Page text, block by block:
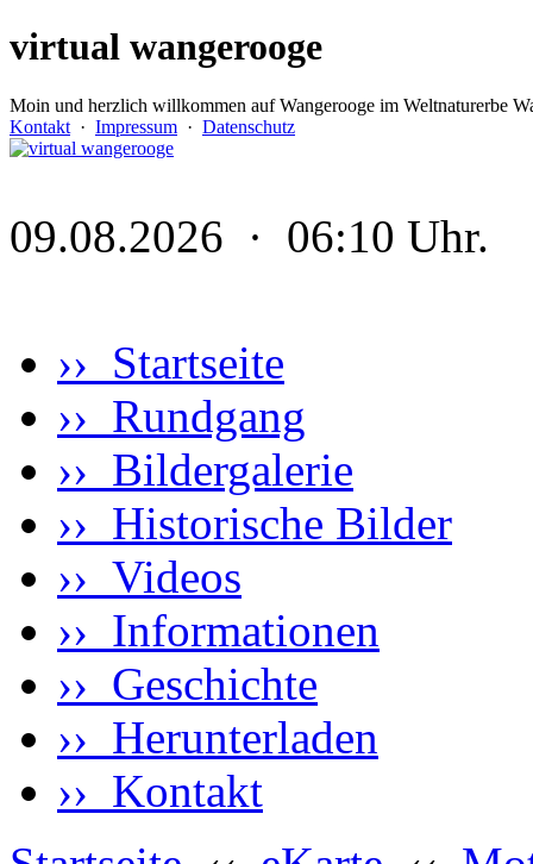
virtual wangerooge
Moin und herzlich willkommen auf Wangerooge im Weltnaturerbe
Kontakt · Impressum · Datenschutz
09.08.2026 · 06:10 Uhr.
›› Startseite
›› Rundgang
›› Bildergalerie
›› Historische Bilder
›› Videos
›› Informationen
›› Geschichte
›› Herunterladen
›› Kontakt